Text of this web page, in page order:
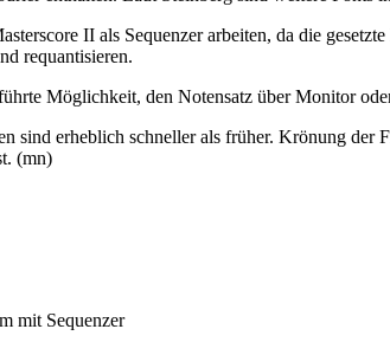
II als Sequenzer arbeiten, da die
requantisieren.
Möglichkeit, den Notensatz über Monitor
sind erheblich schneller als früher. Krönung der
(mn)
mit Sequenzer